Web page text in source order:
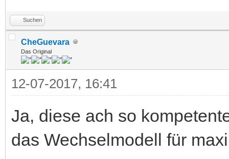
Suchen
CheGuevara
Das Original
12-07-2017, 16:41
Ja, diese ach so
das Wechselmodell für